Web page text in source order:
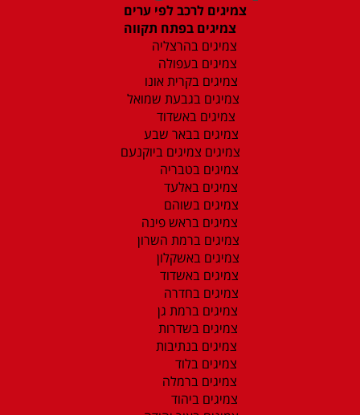
צמיגים לרכב לפי ערים
צמיגים בפתח תקווה
צמיגים בהרצליה
צמיגים בעפולה
צמיגים בקרית אונו
צמיגים בגבעת שמואל
צמיגים באשדוד
צמיגים בבאר שבע
צמיגים צמיגים ביוקנעם
צמיגים בטבריה
צמיגים באלעד
צמיגים בשוהם
צמיגים בראש פינה
צמיגים ברמת השרון
צמיגים באשקלון
צמיגים באשדוד
צמיגים בחדרה
צמיגים ברמת גן
צמיגים בשדרות
צמיגים בנתיבות
צמיגים בלוד
צמיגים ברמלה
צמיגים ביהוד